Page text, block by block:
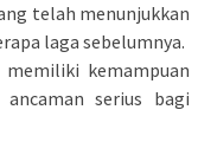
telah menunjukkan
laga sebelumnya.
kemampuan
serius bagi